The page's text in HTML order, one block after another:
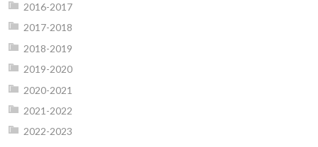
2016-2017
2017-2018
2018-2019
2019-2020
2020-2021
2021-2022
2022-2023